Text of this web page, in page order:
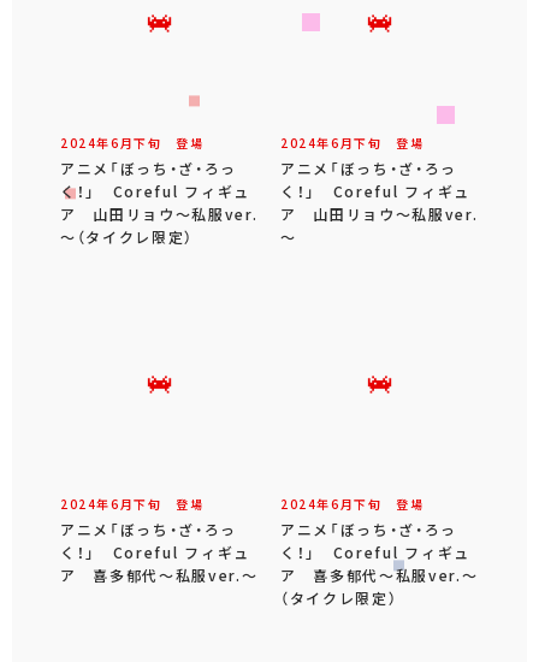
2024年6 月下旬 登場
アニメ「ぼっち・ざ・ろっ
く！」 Coreful フィギュ
ア 山田リョウ～私服ver.
～（タイクレ限定）
2024年6 月下旬 登場
アニメ「ぼっち・ざ・ろっ
く！」 Coreful フィギュ
ア 山田リョウ～私服ver.
～
2024年6 月下旬 登場
アニメ「ぼっち・ざ・ろっ
く！」 Coreful フィギュ
ア 喜多郁代～私服ver.～
2024年6 月下旬 登場
アニメ「ぼっち・ざ・ろっ
く！」 Coreful フィギュ
ア 喜多郁代～私服ver.～
（タイクレ限定）